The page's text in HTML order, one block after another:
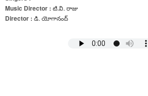
Music Director : టి.వి. రాజు
Director : డి. యోగానంద్